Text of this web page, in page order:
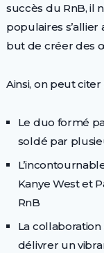
succès du RnB, il
populaires
but de créer des
Ainsi, on peut citer
Le duo formé
soldé par
Kanye West et
RnB
La
délivrer un